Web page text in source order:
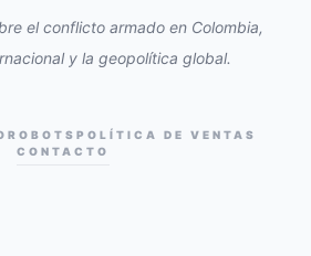
el conflicto armado en Colombia,
y la geopolítica global.
ROBOTS POLÍTICA DE VENTAS
CONTACTO